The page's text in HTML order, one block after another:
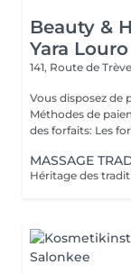
Beauty &
Yara Louro
141, Route de
Vous disposez de
Méthodes de
des forfaits: Les
MASSAGE